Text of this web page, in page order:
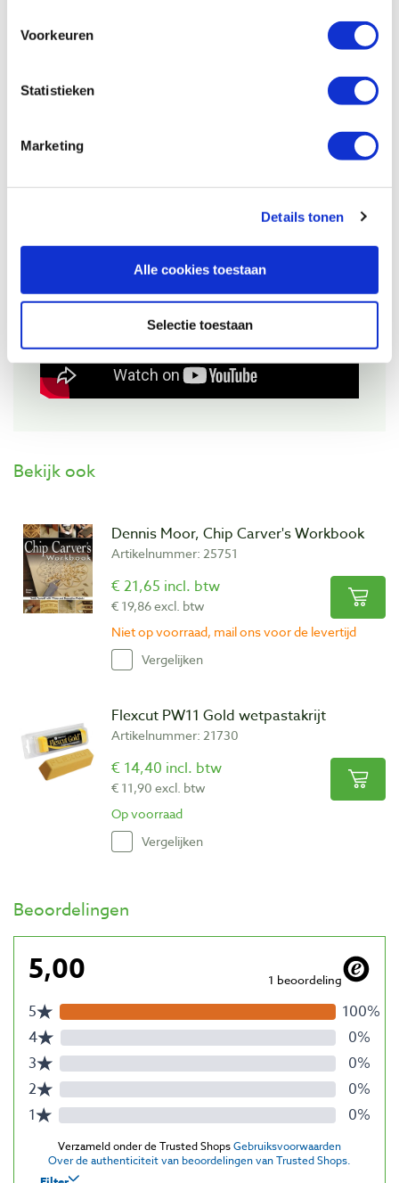
Voorkeuren
Statistieken
Marketing
Details tonen
Alle cookies toestaan
Selectie toestaan
Houtbewerkers proberen we door middel van
een zorgvuldig voorraadbeheer steeds het
Helaas lukt dat niet altijd.
Bekijk onderstaande video voor een korte
houtsnijgereedschap.
Bekijk ook
Dennis Moor, Chip Carver's Workbook
Artikelnummer: 25751
€ 21,65 incl. btw
€ 19,86 excl. btw
Niet op voorraad, mail ons voor de levertijd
Vergelijken
Flexcut PW11 Gold wetpastakrijt
Artikelnummer: 21730
€ 14,40 incl. btw
€ 11,90 excl. btw
Op voorraad
Vergelijken
Beoordelingen